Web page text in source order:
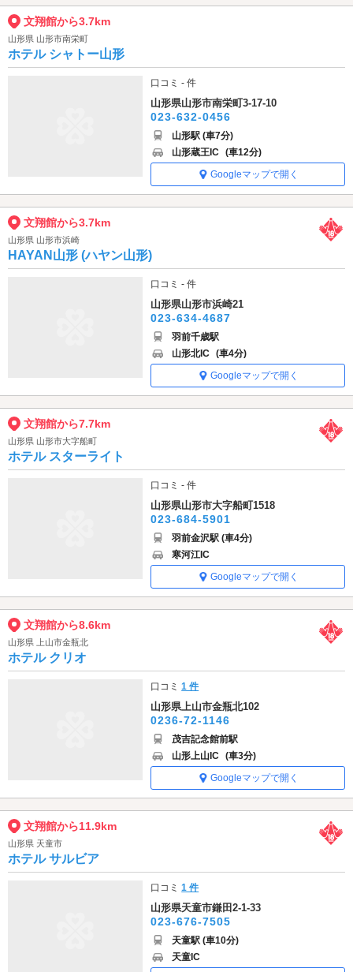
文翔館から3.7km
山形県 山形市南栄町
ホテル シャトー山形
口コミ - 件
山形県山形市南栄町3-17-10
023-632-0456
山形駅 (車7分)
山形蔵王IC (車12分)
Googleマップで開く
文翔館から3.7km
山形県 山形市浜崎
HAYAN山形 (ハヤン山形)
口コミ - 件
山形県山形市浜崎21
023-634-4687
羽前千歳駅
山形北IC (車4分)
Googleマップで開く
文翔館から7.7km
山形県 山形市大字船町
ホテル スターライト
口コミ - 件
山形県山形市大字船町1518
023-684-5901
羽前金沢駅 (車4分)
寒河江IC
Googleマップで開く
文翔館から8.6km
山形県 上山市金瓶北
ホテル クリオ
口コミ1 件
山形県上山市金瓶北102
0236-72-1146
茂吉記念館前駅
山形上山IC (車3分)
Googleマップで開く
文翔館から11.9km
山形県 天童市
ホテル サルビア
口コミ1 件
山形県天童市鎌田2-1-33
023-676-7505
天童駅 (車10分)
天童IC